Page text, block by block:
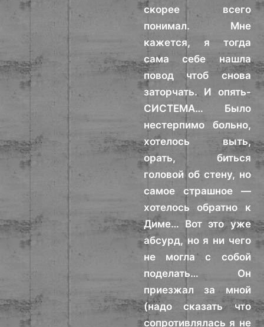
скорее всего
понимал. Мне
кажется, я тогда
сама себе нашла
повод чтоб снова
заторчать. И опять-
СИСТЕМА… Было
нестерпимо больно,
хотелось выть,
орать, биться
головой об стену, но
самое страшное —
хотелось обратно к
Диме… Вот это уже
абсурд, но я ни чего
не могла с собой
поделать… Он
приезжал за мной
(надо сказать что
сопротивлялась я не